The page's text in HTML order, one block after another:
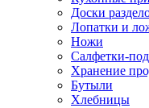
Доски
Лопатки и
Ножи
Салфетки-
Хранение
Бутыли
Хлебницы